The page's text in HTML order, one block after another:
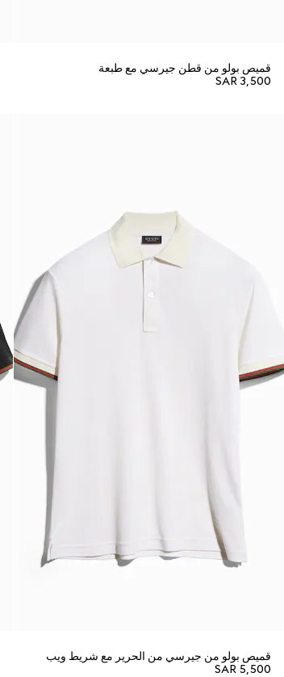
قميص بولو من قطن جيرسي مع طبعة
SAR 3,500
قميص بولو من جيرسي من الحرير مع شريط ويب
SAR 5,500